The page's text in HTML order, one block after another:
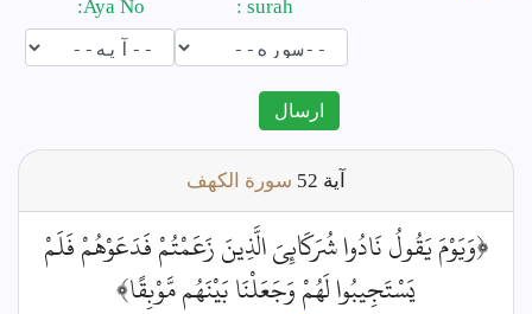
ارسال
آية سورة الكهف
﴿وَيَوْمَ يَقُولُ نَادُوا شُرَكَائِيَ الَّذِينَ زَعَمْتُمْ فَدَعَوْهُمْ فَلَمْ
يَسْتَجِيبُوا لَهُمْ وَجَعَلْنَا بَيْنَهُم مَّوْبِقًا﴾